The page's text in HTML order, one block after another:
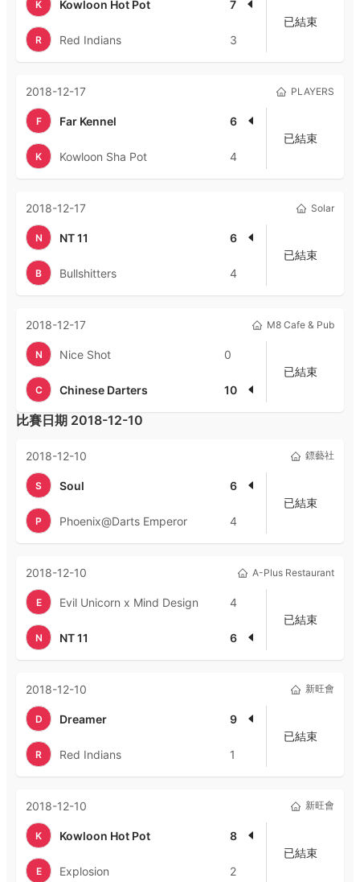
K Kowloon Hot Pot 7
R Red Indians 3
已結束
2018-12-17 PLAYERS
F Far Kennel 6
K Kowloon Sha Pot 4
已結束
2018-12-17 Solar
N NT 11 6
B Bullshitters 4
已結束
2018-12-17 M8 Cafe & Pub
N Nice Shot 0
C Chinese Darters 10
已結束
比賽日期 2018-12-10
2018-12-10 鏢藝社
S Soul 6
P Phoenix@Darts Emperor 4
已結束
2018-12-10 A-Plus Restaurant
E Evil Unicorn x Mind Design 4
N NT 11 6
已結束
2018-12-10 新旺會
D Dreamer 9
R Red Indians 1
已結束
2018-12-10 新旺會
K Kowloon Hot Pot 8
E Explosion 2
已結束